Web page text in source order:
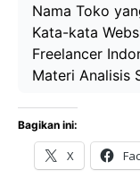
Nama Toko
Kata-kata
Freelancer
Materi Analisis
Bagikan ini:
X